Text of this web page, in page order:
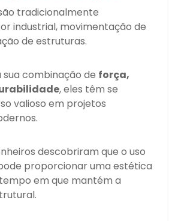
tradicionalmente
industrial, movimentação de
de estruturas.
sua combinação de força,
, eles têm se
valioso em projetos
descobriram que o uso
proporcionar uma estética
em que mantém a